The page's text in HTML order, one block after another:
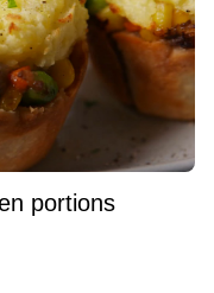
portions